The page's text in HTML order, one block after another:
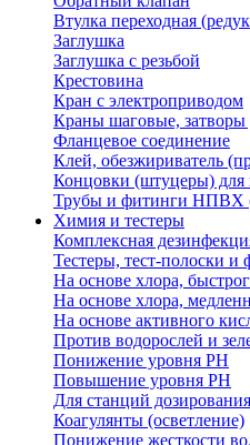
Втулка переходная
Заглушка
Заглушка с резьбой
Крестовина
Кран с электроприводом
Краны шаговые, затворы
Фланцевое соединение
Клей, обезжириватель
Концовки (штуцеры) для
Трубы и фитинги НПВХ
Химия и тестеры
Комплексная
Тестеры, тест-полоски и
На основе хлора,
На основе хлора,
На основе активного
Против водорослей и
Понижение уровня РН
Повышение уровня РН
Для станций дозирования
Коагулянты (осветление)
Понижение жесткости